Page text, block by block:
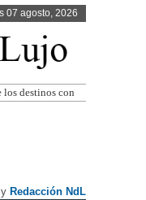
07 agosto, 2026
los destinos con
Centroamérica
Redacción NdL